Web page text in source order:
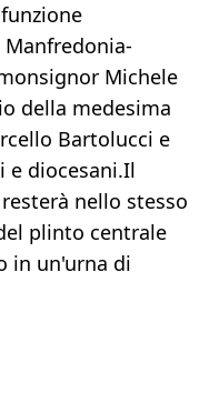
Michele
della medesima
Bartolucci e
e diocesani.Il
nello stesso
plinto centrale
in un'urna di